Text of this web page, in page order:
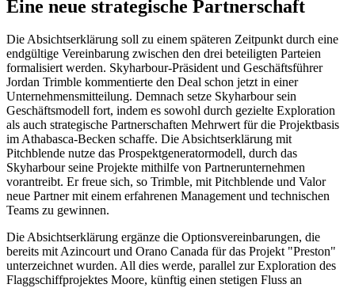
Eine neue strategische Partnerschaft
Die Absichtserklärung soll zu einem späteren Zeitpunkt durch eine
endgültige Vereinbarung zwischen den drei beteiligten Parteien
formalisiert werden. Skyharbour-Präsident und Geschäftsführer
Jordan Trimble kommentierte den Deal schon jetzt in einer
Unternehmensmitteilung. Demnach setze Skyharbour sein
Geschäftsmodell fort, indem es sowohl durch gezielte Exploration
als auch strategische Partnerschaften Mehrwert für die Projektbasis
im Athabasca-Becken schaffe. Die Absichtserklärung mit
Pitchblende nutze das Prospektgeneratormodell, durch das
Skyharbour seine Projekte mithilfe von Partnerunternehmen
vorantreibt. Er freue sich, so Trimble, mit Pitchblende und Valor
neue Partner mit einem erfahrenen Management und technischen
Teams zu gewinnen.
Die Absichtserklärung ergänze die Optionsvereinbarungen, die
bereits mit Azincourt und Orano Canada für das Projekt "Preston"
unterzeichnet wurden. All dies werde, parallel zur Exploration des
Flaggschiffprojektes Moore, künftig einen stetigen Fluss an